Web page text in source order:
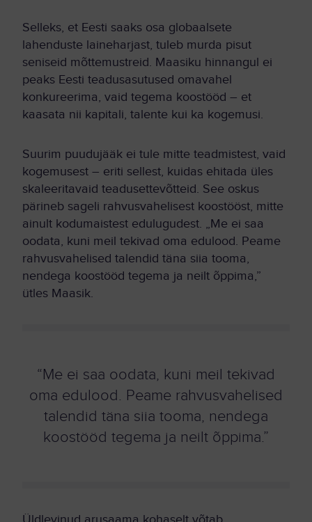
Selleks, et Eesti saaks osa globaalsete
lahenduste laineharjast, tuleb murda pisut
seniseid mõttemustreid. Maasiku hinnangul ei
peaks Eesti teadusasutused omavahel
konkureerima, vaid tegema koostööd – et
kaasata nii kapitali, talente kui ka kogemusi.
Suurim puudujääk ei tule mitte teadmistest, vaid
kogemusest – eriti sellest, kuidas ehitada üles
skaleeritavaid teadusettevõtteid. See oskus
pärineb sageli rahvusvahelisest koostööst, mitte
ainult kodumaistest edulugudest. „Me ei saa
oodata, kuni meil tekivad oma edulood. Peame
rahvusvahelised talendid täna siia tooma,
nendega koostööd tegema ja neilt õppima,”
ütles Maasik.
“Me ei saa oodata, kuni meil tekivad
oma edulood. Peame rahvusvahelised
talendid täna siia tooma, nendega
koostööd tegema ja neilt õppima.”